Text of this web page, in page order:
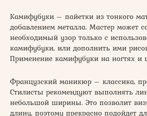
Камифубуки – пайетки из тонкого
добавлением металла. Мастер может
необходимый узор только с
камифубуки, или дополнить ими
Применение камифубуки на ногтях и
Французский маникюр – классика,
Стилисты рекомендуют выполнять
небольшой ширины. Это позволит
длину, поэтому прекрасно подойдет